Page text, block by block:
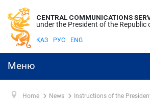
CENTRAL COMMUNICATIONS
under the President of the Republic
ҚАЗ РУС ENG
Меню
Home News Instructions of the